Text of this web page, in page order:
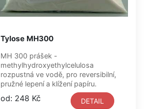
Tylose MH300
MH 300 prášek -
methylhydroxyethylcelulosa
rozpustná ve vodě, pro reversibilní,
pružné lepení a klížení papíru.
od: 248 Kč DETAIL